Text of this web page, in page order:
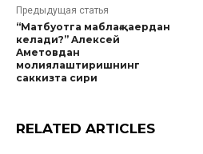
Предыдущая статья
“Матбуотга маблағ қаердан
келади?” Aлексей
Aметовдан
молиялаштиришнинг
саккизта сири
RELATED ARTICLES